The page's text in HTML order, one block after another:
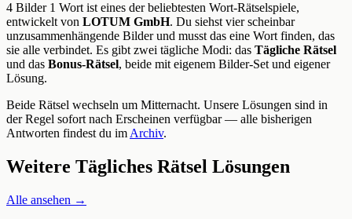
4 Bilder 1 Wort ist eines der beliebtesten Wort-Rätselspiele,
entwickelt von LOTUM GmbH. Du siehst vier scheinbar
unzusammenhängende Bilder und musst das eine Wort finden, das
sie alle verbindet. Es gibt zwei tägliche Modi: das Tägliche Rätsel
und das Bonus-Rätsel, beide mit eigenem Bilder-Set und eigener
Lösung.
Beide Rätsel wechseln um Mitternacht. Unsere Lösungen sind in
der Regel sofort nach Erscheinen verfügbar — alle bisherigen
Antworten findest du im Archiv.
Weitere Tägliches Rätsel Lösungen
Alle ansehen →